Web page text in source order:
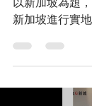
建築師Simon
以新加坡為題
新加坡進行實
誕生。Simon從
Simon在新加